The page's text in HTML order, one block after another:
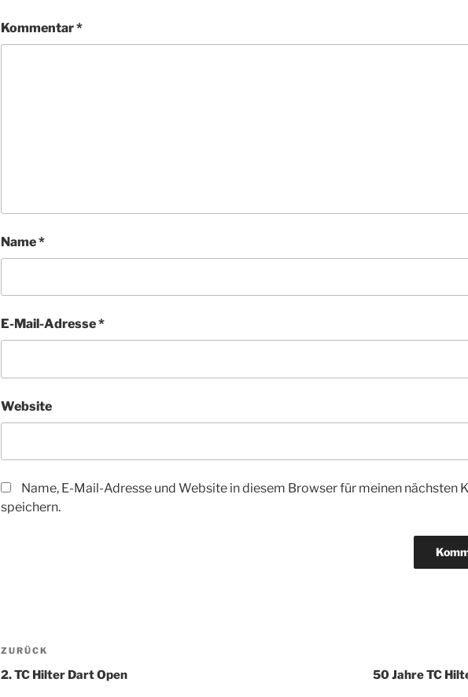
Kommentar*
Name*
E-Mail-Adresse*
Website
Name, E-Mail-Adresse und Website in diesem Browser für meinen nächsten
speichern.
Beitragsnavigation
Vorheriger
Beitrag
ZURÜCK
2. TC Hilter Dart Open 50 Jahre TC